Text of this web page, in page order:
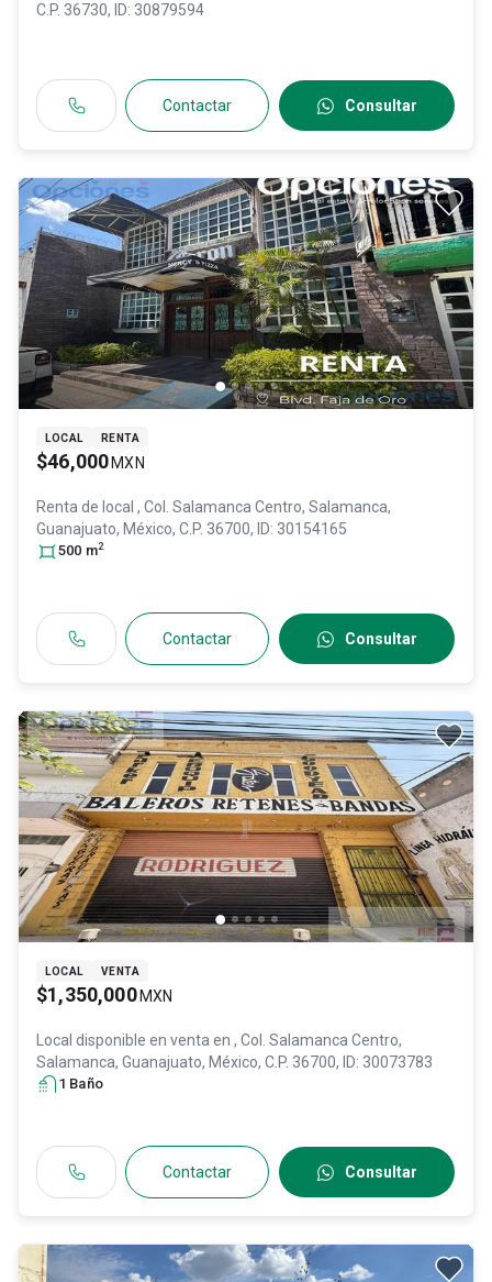
C.P. 36730, ID: 30879594
Contactar Consultar
LOCAL RENTA
$46,000 MXN
Renta de local , Col. Salamanca Centro, Salamanca,
Guanajuato, México, C.P. 36700, ID: 30154165
500 m2
Contactar Consultar
LOCAL VENTA
$1,350,000 MXN
Local disponible en venta en , Col. Salamanca Centro,
Salamanca, Guanajuato, México, C.P. 36700, ID: 30073783
1 Baño
Contactar Consultar